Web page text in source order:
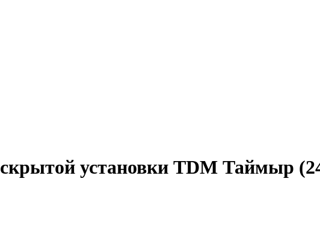
установки TDM Таймыр